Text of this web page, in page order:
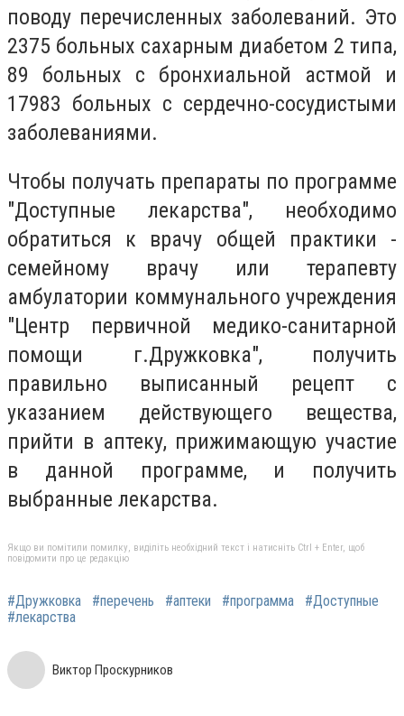
поводу перечисленных заболеваний. Это
2375 больных сахарным диабетом 2 типа,
89 больных с бронхиальной астмой и
17983 больных с сердечно-сосудистыми
заболеваниями.
Чтобы получать препараты по программе
"Доступные лекарства", необходимо
обратиться к врачу общей практики -
семейному врачу или терапевту
амбулатории коммунального учреждения
"Центр первичной медико-санитарной
помощи г.Дружковка", получить
правильно выписанный рецепт с
указанием действующего вещества,
прийти в аптеку, прижимающую участие
в данной программе, и получить
выбранные лекарства.
Якщо ви помітили помилку, виділіть необхідний текст і натисніть Ctrl + Enter, щоб
повідомити про це редакцію
#Дружковка #перечень #аптеки #программа
#Доступные
#лекарства
Виктор Проскурников